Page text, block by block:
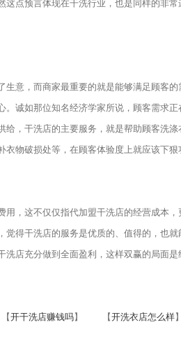
点预言体现在干洗行业，也是同样的非
，而商家最重要的就是能够满足顾客的
诚如那位知名经济学家所说，顾客需求
，干洗店的主要服务，就是帮助顾客洗
物破损处等，在顾客体验度上就应该下狠
用，这不仅仅指代加盟干洗店的经营成本
得干洗店的服务是优质的、值得的，也
店充分做到全面盈利，这样双赢的局面是
开干洗店赚钱吗】 【开洗衣店怎么样